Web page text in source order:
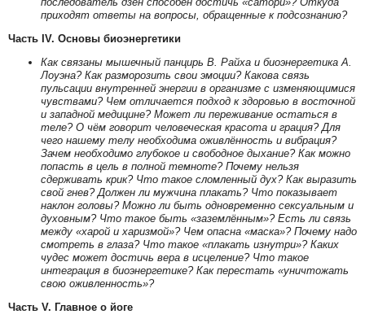
приходят ответы на вопросы, обращенные к подсознанию?
Часть IV. Основы биоэнергетики
Как связаны мышечный панцирь В. Райха и биоэнергетика А.
Лоуэна? Как разморозить свои эмоции? Какова связь
пульсации внутренней энергии в организме с изменяющимися
чувствами? Чем отличается подход к здоровью в восточной
и западной медицине? Может ли переживание остаться в
теле? О чём говорит человеческая красота и грация? Для
чего нашему телу необходима оживлённость и вибрация?
Зачем необходимо глубокое и свободное дыхание? Как можно
попасть в цель в полной темноте? Почему нельзя
сдерживать крик? Что такое сломленный дух? Как выразить
свой гнев? Должен ли мужчина плакать? Что показывает
наклон головы? Можно ли быть одновременно сексуальным и
духовным? Что такое быть «заземлённым»? Есть ли связь
между «харой и харизмой»? Чем опасна «маска»? Почему надо
смотреть в глаза? Что такое «плакать изнутри»? Каких
чудес может достичь вера в исцеление? Что такое
интеграция в биоэнергетике? Как перестать «уничтожать
свою оживленность»?
Часть V. Главное о йоге